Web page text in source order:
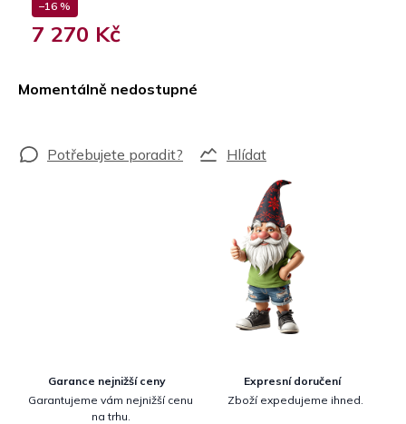
–16 %
7 270 Kč
Momentálně nedostupné
Hlídat
Garance nejnižší ceny
Garantujeme vám nejnižší cenu
na trhu.
Expresní doručení
Zboží expedujeme ihned.